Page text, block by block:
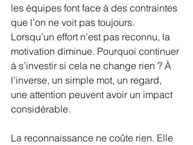
les équipes font face à des contraintes
que l’on ne voit pas toujours.
Lorsqu’un effort n’est pas reconnu, la
motivation diminue. Pourquoi continuer
à s’investir si cela ne change rien ? À
l’inverse, un simple mot, un regard,
une attention peuvent avoir un impact
considérable.
La reconnaissance ne coûte rien. Elle